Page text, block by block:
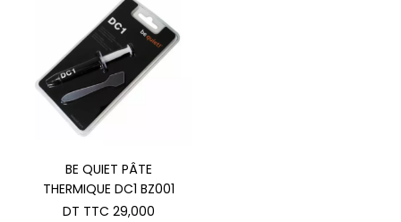
BE QUIET PÂTE
THERMIQUE DC1 BZ001
DT TTC 29,000